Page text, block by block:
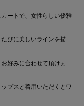
ートで、女性らしい優雅
びに美しいラインを描
好みに合わせて頂けま
プスと着用いただくとワ